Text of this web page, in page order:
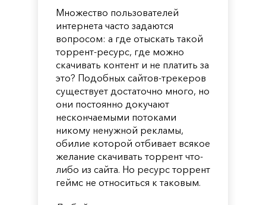
Множество пользователей
интернета часто задаются
вопросом: а где отыскать такой
торрент-ресурс, где можно
скачивать контент и не платить за
это? Подобных сайтов-трекеров
существует достаточно много, но
они постоянно докучают
нескончаемыми потоками
никому ненужной рекламы,
обилие которой отбивает всякое
желание скачивать торрент что-
либо из сайта. Но ресурс торрент
геймс не относиться к таковым.